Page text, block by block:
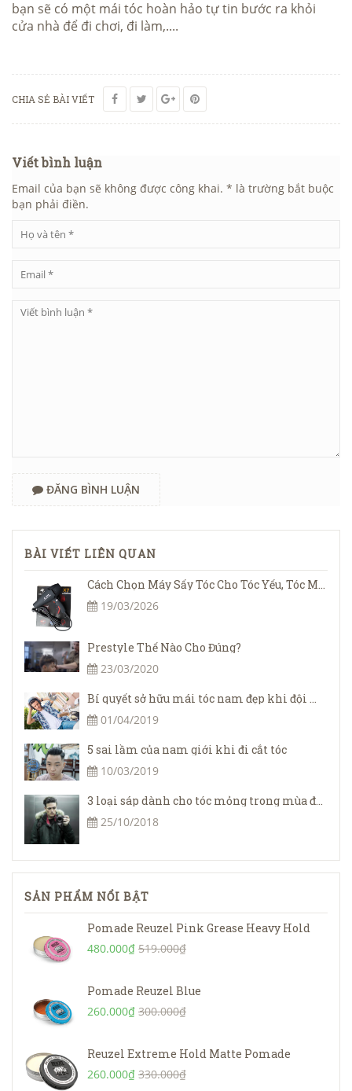
bạn sẽ có một mái tóc hoàn hảo tự tin bước ra khỏi
cửa nhà để đi chơi, đi làm,....
CHIA SẺ BÀI VIẾT
Viết bình luận
Email của bạn sẽ không được công khai. * là trường bắt buộc
bạn phải điền.
ĐĂNG BÌNH LUẬN
BÀI VIẾT LIÊN QUAN
Cách Chọn Máy Sấy Tóc Cho Tóc Yếu, Tóc Mỏng – Sấy Đúng Để Không Gãy Rụng
19/03/2026
Prestyle Thế Nào Cho Đúng?
23/03/2020
Bí quyết sở hữu mái tóc nam đẹp khi đội mũ bảo hiểm
01/04/2019
5 sai lầm của nam giới khi đi cắt tóc
10/03/2019
3 loại sáp dành cho tóc mỏng trong mùa đông
25/10/2018
SẢN PHẨM NỔI BẬT
Pomade Reuzel Pink Grease Heavy Hold
480.000₫ 519.000₫
Pomade Reuzel Blue
260.000₫ 300.000₫
Reuzel Extreme Hold Matte Pomade
260.000₫ 330.000₫